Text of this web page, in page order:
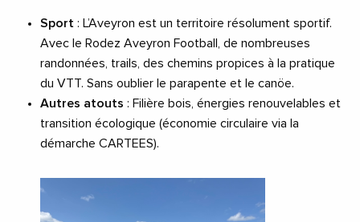
Sport : L’Aveyron est un territoire résolument sportif.
Avec le Rodez Aveyron Football, de nombreuses
randonnées, trails, des chemins propices à la pratique
du VTT. Sans oublier le parapente et le canöe.
Autres atouts : Filière bois, énergies renouvelables et
transition écologique (économie circulaire via la
démarche CARTEES).